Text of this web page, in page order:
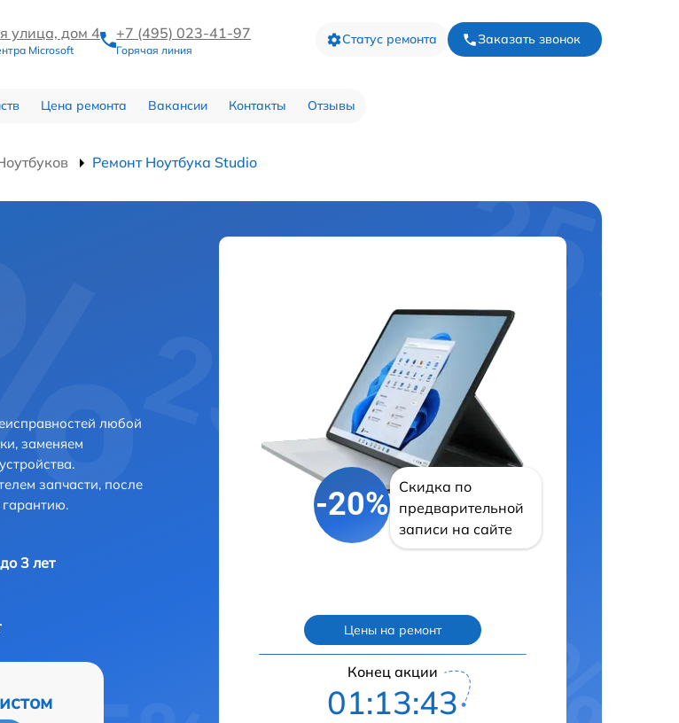
улица, дом 4
Microsoft
+7 (495) 023-41-97
Горячая линия
Статус ремонта Заказать звонок
Цена ремонта Вакансии Контакты Отзывы
Ремонт Ноутбука Studio
любой
заменяем
запчасти, после
3 лет
-20%
Скидка по
предварительной
записи на сайте
Цены на ремонт
Конец акции
01:13:42